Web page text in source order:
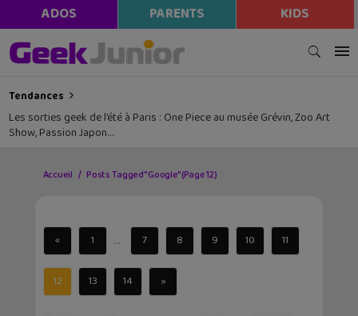
ADOS PARENTS KIDS
Tendances
Les sorties geek de l’été à Paris : One Piece au musée Grévin, Zoo Art
Show, Passion Japon…
Accueil Posts Tagged "Google"(Page 12)
« 1 ... 7 8 9 10 11
12 13 14 »